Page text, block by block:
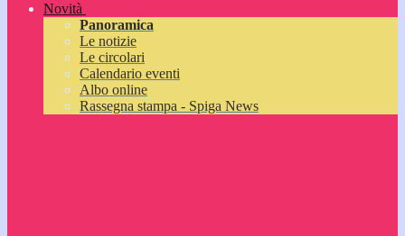
Novità
Panoramica
Le notizie
Le circolari
Calendario eventi
Albo online
Rassegna stampa - Spiga News